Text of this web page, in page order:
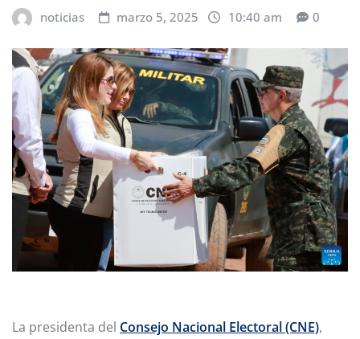
noticias marzo 5, 2025 10:40 am 0
La presidenta del Consejo Nacional Electoral (CNE),